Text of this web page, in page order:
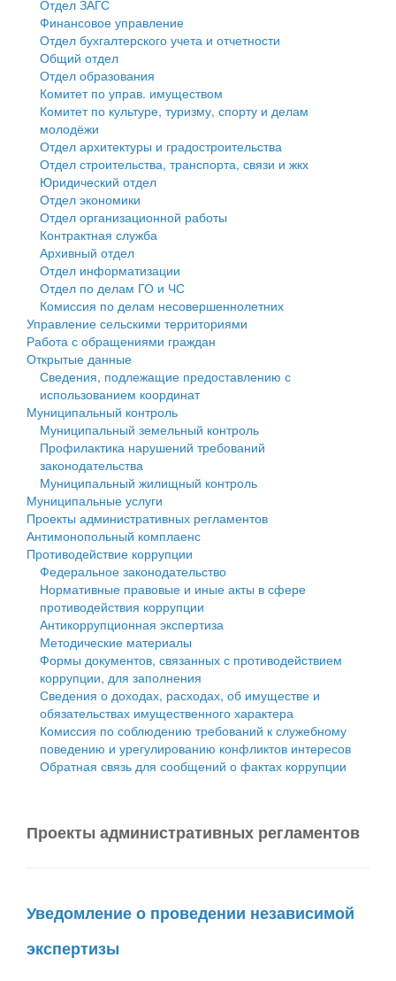
Государственные услуги
Промышленность и АПК
Экономика и бизнес
Символика
Устав
Гостям округа
Туризм
Культура
Образование
Здравоохранение
Социальная защита
Фотоальбом
муниципального округа Тверской области
Администрация Кашинского муниципального округа
Тверской области
Управление сельскими территориями
Открытые данные
Работа с обращениями граждан
Муниципальный контроль
Муниципальные услуги
Проекты административных регламентов
Антимонопольный комплаенс
Противодействие коррупции
Финансовое управление
Бюджет для граждан
Имущество
Выявление правообладателей ранее учтенных
объектов недвижимости
Имущественная поддержка субъектов малого и
среднего предпринимательства
Информационная поддержка субъектов малого и
среднего предпринимательства
Муниципальные программы
Контрольно-счетная палата
Персональные данные
Оценка регулирующего воздействия
Деятельность МУ
Нормативы градостроительного проектирования
Правила землепользования и застройки
Генеральные планы
Проекты планировки территории
Собрание депутатов
Городское поселение
Сельские поселения
Отдел ЗАГС
Финансовое управление
Отдел бухгалтерского учета и отчетности
Общий отдел
Отдел образования
Комитет по управ. имуществом
Комитет по культуре, туризму, спорту и делам
молодёжи
Отдел архитектуры и градостроительства
Отдел строительства, транспорта, связи и жкх
Юридический отдел
Отдел экономики
Отдел организационной работы
Контрактная служба
Архивный отдел
Отдел информатизации
Отдел по делам ГО и ЧС
Комиссия по делам несовершеннолетних
Управление сельскими территориями
Работа с обращениями граждан
Открытые данные
Сведения, подлежащие предоставлению с
использованием координат
Муниципальный контроль
Муниципальный земельный контроль
Профилактика нарушений требований
законодательства
Муниципальный жилищный контроль
Муниципальные услуги
Проекты административных регламентов
Антимонопольный комплаенс
Противодействие коррупции
Федеральное законодательство
Нормативные правовые и иные акты в сфере
противодействия коррупции
Антикоррупционная экспертиза
Методические материалы
Формы документов, связанных с противодействием
коррупции, для заполнения
Сведения о доходах, расходах, об имуществе и
обязательствах имущественного характера
Комиссия по соблюдению требований к служебному
поведению и урегулированию конфликтов интересов
Обратная связь для сообщений о фактах коррупции
Проекты административных регламентов
Уведомление о проведении независимой
экспертизы